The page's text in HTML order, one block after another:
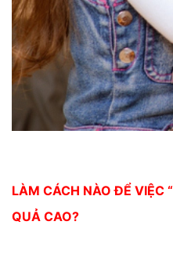
LÀM CÁCH NÀO ĐỂ VIỆC
QUẢ CAO?